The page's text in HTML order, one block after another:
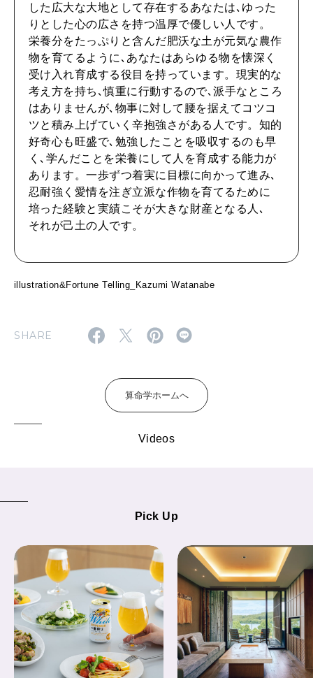
2026年6月号「大銀座 トレンドが生まれる 新しい一流店へ。」
2026年5月号「“大好き”に出会いに。韓国」
2026年4月号「未来をつくる、学びの教科書。」
2026年3月号「スイーツ予想図 2026」
2026年2月号「良運を掴む 新・開運術。」
2026年1月号「猫がいれば、幸せ」
2025年12月号「お酒の新常識。」
FOLLOW US!
した広大な大地として存在するあなたは､ゆった
りとした心の広さを持つ温厚で優しい人です。
栄養分をたっぷりと含んだ肥沃な土が元気な農作
物を育てるように､あなたはあらゆる物を懐深く
受け入れ育成する役目を持っています。現実的な
考え方を持ち､慎重に行動するので､派手なところ
はありませんが､物事に対して腰を据えてコツコ
ツと積み上げていく辛抱強さがある人です。知的
好奇心も旺盛で､勉強したことを吸収するのも早
く､学んだことを栄養にして人を育成する能力が
あります。一歩ずつ着実に目標に向かって進み､
忍耐強く愛情を注ぎ立派な作物を育てるために
培った経験と実績こそが大きな財産となる人､
それが己土の人です。
illustration&Fortune Telling_Kazumi Watanabe
SHARE
算命学ホームへ
Videos
Pick Up